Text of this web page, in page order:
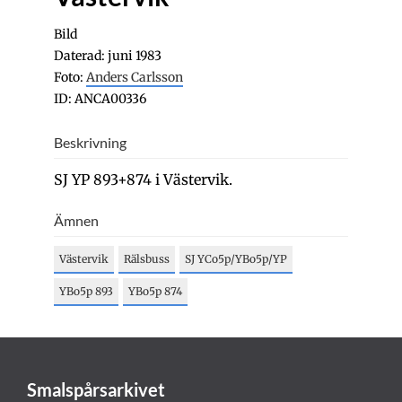
Bild
Daterad: juni 1983
Foto: Anders Carlsson
ID: ANCA00336
Beskrivning
SJ YP 893+874 i Västervik.
Ämnen
Västervik Rälsbuss SJ YCo5p/YBo5p/YP
YBo5p 893 YBo5p 874
Smalspårsarkivet